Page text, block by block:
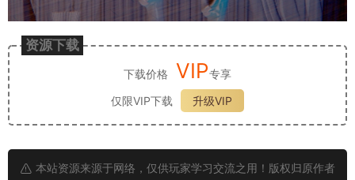
资源下载
下载价格 VIP专享
仅限VIP下载
升级VIP
本站资源来源于网络，仅供玩家学习交流之用！版权归原作者